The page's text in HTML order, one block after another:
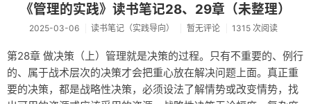
归档
关于
《管理的实践》读书笔记28、29章（未整理）
2025-03-06 读书笔记（实践导向） 暂无评论 1315 次阅读
第28章 做决策（上）管理就是决策的过程。只有不重要的、例行
的、属于战术层次的决策才会把重心放在解决问题上面。真正重
要的决策，都是战略性决策，必须设法了解情势或改变情势，找